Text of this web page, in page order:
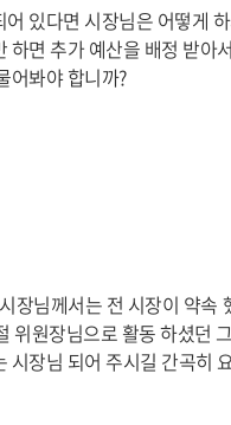
있다면 시장님은 어떻게
면 추가 예산을 배정 받아
어봐야 합니까?
님께서는 전 시장이 약속
원장님으로 활동 하셨던
시장님 되어 주시길 간곡히